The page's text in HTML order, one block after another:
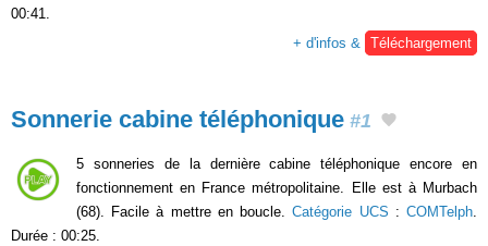
00:41.
+ d'infos & Téléchargement
Sonnerie cabine téléphonique #1
5 sonneries de la dernière cabine téléphonique encore en
fonctionnement en France métropolitaine. Elle est à Murbach
(68). Facile à mettre en boucle.Catégorie UCS :COMTelph.
Durée : 00:25.